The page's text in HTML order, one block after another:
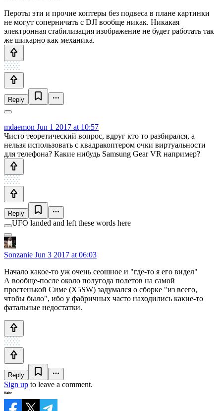
Пероты эти и прочие коптеры без подвеса в плане картинки
не могут соперничать с DJI вообще никак. Никакая
электронная стабилизация изображение не будет работать так
же шикарно как механика.
Reply
mdaemon Jun 1 2017 at 10:57
Чисто теоретический вопрос, вдруг кто то разбирался, а
нельзя использовать с квадракоптером очки виртуальности
для телефона? Какие нибудь Samsung Gear VR например?
Reply
UFO landed and left these words here
Sonzanie Jun 3 2017 at 06:03
Начало какое-то уж очень сеошное и "где-то я его видел"
А вообще-после около полугода полетов на самой
простенькой Симе (X5SW) задумался о сборке "из всего,
чтобы было", ибо у фабричных часто находились какие-то
фатальные недостатки.
Reply
Sign up to leave a comment.